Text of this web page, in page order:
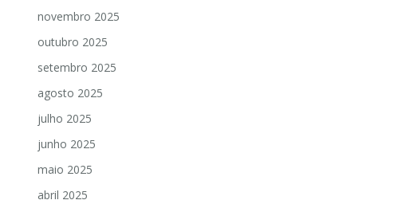
novembro 2025
outubro 2025
setembro 2025
agosto 2025
julho 2025
junho 2025
maio 2025
abril 2025